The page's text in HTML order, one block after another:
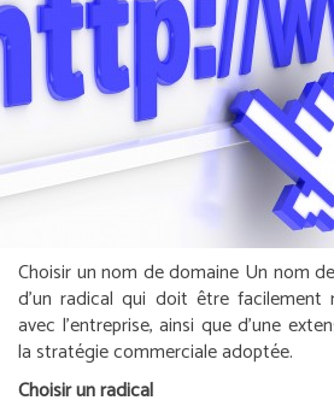
Choisir un nom de domaine Un nom
d’un radical qui doit être facilement
avec l’entreprise, ainsi que d’une
la stratégie commerciale adoptée.
Choisir un radical